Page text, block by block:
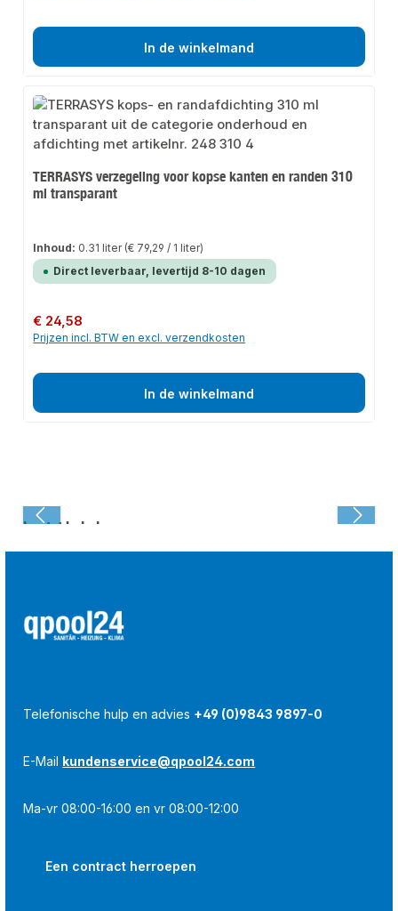
In de winkelmand
TERRASYS verzegeling voor kopse kanten en randen 310
ml transparant
Inhoud: 0.31 liter (€ 79,29 / 1 liter)
Direct leverbaar, levertijd 8-10 dagen
Normale prijs:
€ 24,58
Prijzen incl. BTW en excl. verzendkosten
In de winkelmand
Laatst bekeken:
Telefonische hulp en advies +49 (0)9843 9897-0
E-Mail kundenservice@qpool24.com
Ma-vr 08:00-16:00 en vr 08:00-12:00
Een contract herroepen